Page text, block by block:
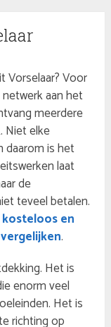
Vorselaar? Voor
aan het
meerdere
Niet elke
daarom is het
laat
de
teveel betalen.
en
.
Het is
enorm veel
Het is
richting op